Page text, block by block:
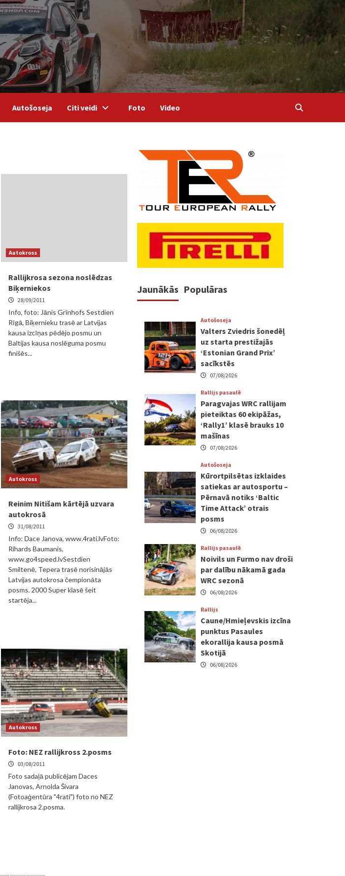
Autošoseja Citi veidi Foto Video
Autokross
Rallijkrosa sezona noslēdzas
Biķerniekos
28/09/2011
Info, foto: Jānis Grīnhofs Sestdien
Rīgā, Biķernieku trasē ar Latvijas
kausa izcīņas pēdējo posmu un
Baltijas kausa noslēguma posmu
finišēs...
Autokross
Reinim Nitišam kārtējā uzvara
autokrosā
31/08/2011
Info: Dace Janova, www.4rati.lvFoto:
Rihards Baumanis,
www.go4speed.lvSestdien
Smiltenē, Tepera trasē norisinājās
Latvijas autokrosa čempionāta
posms. 2000 Super klasē šeit
startēja...
Autokross
Foto: NEZ rallijkross 2.posms
03/08/2011
Foto sadaļā publicējam Daces
Janovas, Arnolda Šivara
(Fotoaģentūra "4rati") foto no NEZ
rallijkrosa 2.posma.
Jaunākās Populāras
Autošoseja
Valters Zviedris šonedēļ
uz starta prestižajās
‘Estonian Grand Prix’
sacīkstēs
07/08/2026
Rallijs pasaulē
Paragvajas WRC rallijam
pieteiktas 60 ekipāžas,
‘Rally1’ klasē brauks 10
mašīnas
07/08/2026
Autošoseja
Kūrortpilsētas izklaides
satiekas ar autosportu –
Pērnavā notiks ‘Baltic
Time Attack’ otrais
posms
06/08/2026
Rallijs pasaulē
Noivils un Furmo nav droši
par dalību nākamā gada
WRC sezonā
06/08/2026
Rallijs
Caune/Hmieļevskis izcīna
punktus Pasaules
ekorallija kausa posmā
Skotijā
06/08/2026